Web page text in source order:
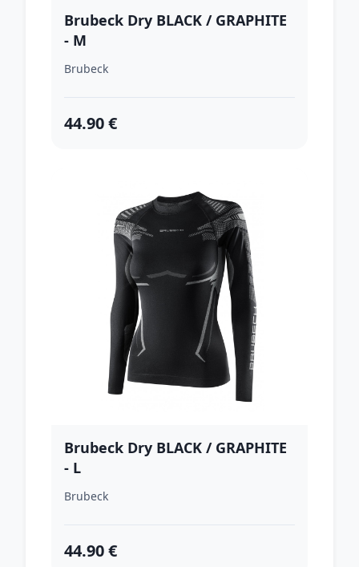
Brubeck Dry BLACK / GRAPHITE
- M
Brubeck
44.90 €
Brubeck Dry BLACK / GRAPHITE
- L
Brubeck
44.90 €